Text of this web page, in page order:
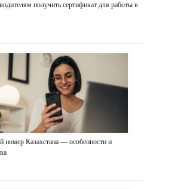
получить сертификат для работы в
номер Казахстана — особенности и